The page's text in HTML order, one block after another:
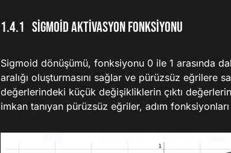
Sigmoid Aktivasyon Fonksiyonu
Sigmoid dönüşümü, fonksiyonu 0 ile 1 arasında
aralığı oluşturmasını sağlar ve pürüzsüz eğrilere
değerlerindeki küçük değişikliklerin çıktı
imkan tanıyan pürüzsüz eğriler, adım fonksiyonları